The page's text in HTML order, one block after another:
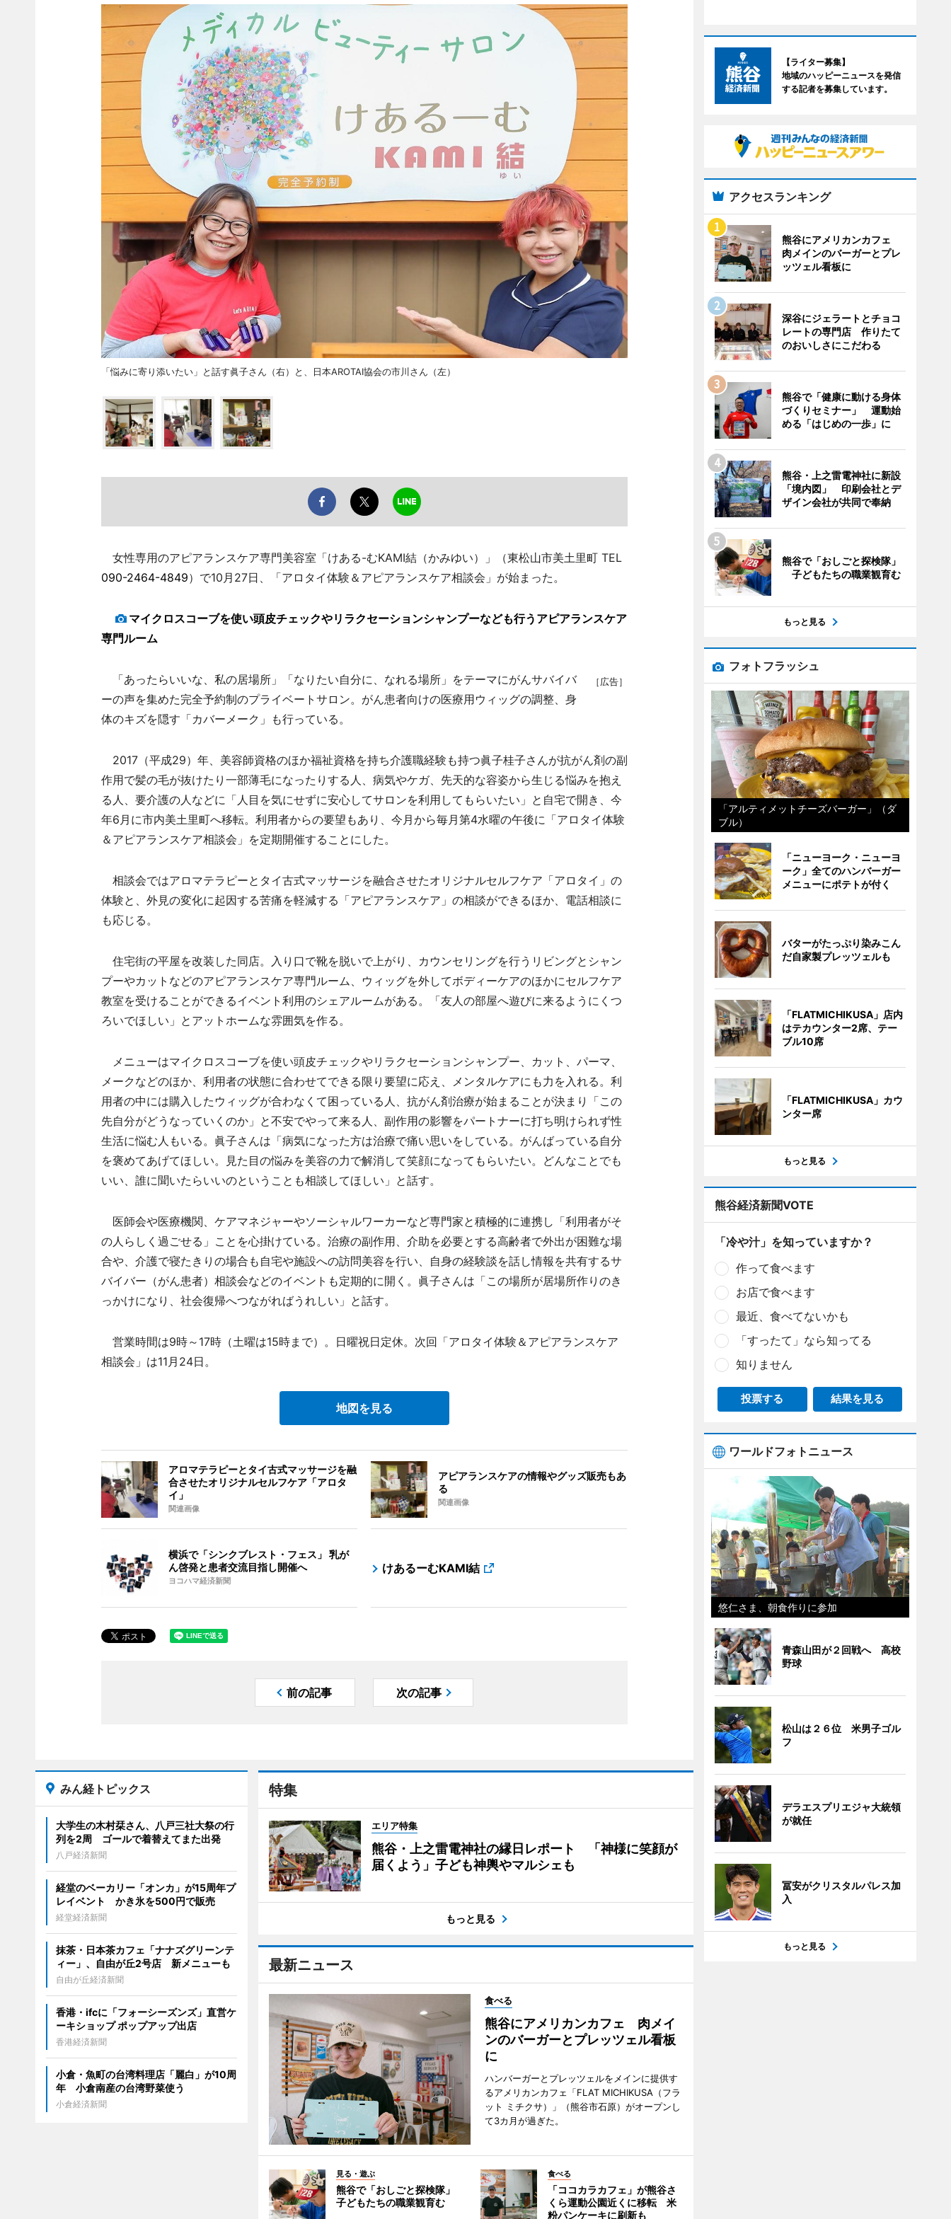
「悩みに寄り添いたい」と話す眞子さん（右）と、日本AROTAI協会の市川さん（左）
女性専用のアピアランスケア専門美容室「けある-むKAMI結（かみゆい）」（東松山市美土里町 TEL
090-2464-4849）で10月27日、「アロタイ体験＆アピアランスケア相談会」が始まった。
マイクロスコーブを使い頭皮チェックやリラクセーションシャンプーなども行うアピアランスケア
専門ルーム
［広告］
「あったらいいな、私の居場所」「なりたい自分に、なれる場所」をテーマにがんサバイバ
ーの声を集めた完全予約制のプライベートサロン。がん患者向けの医療用ウィッグの調整、身
体のキズを隠す「カバーメーク」も行っている。
2017（平成29）年、美容師資格のほか福祉資格を持ち介護職経験も持つ眞子桂子さんが抗がん剤の副
作用で髪の毛が抜けたり一部薄毛になったりする人、病気やケガ、先天的な容姿から生じる悩みを抱え
る人、要介護の人などに「人目を気にせずに安心してサロンを利用してもらいたい」と自宅で開き、今
年6月に市内美土里町へ移転。利用者からの要望もあり、今月から毎月第4水曜の午後に「アロタイ体験
＆アピアランスケア相談会」を定期開催することにした。
相談会ではアロマテラピーとタイ古式マッサージを融合させたオリジナルセルフケア「アロタイ」の
体験と、外見の変化に起因する苦痛を軽減する「アピアランスケア」の相談ができるほか、電話相談に
も応じる。
住宅街の平屋を改装した同店。入り口で靴を脱いで上がり、カウンセリングを行うリビングとシャン
プーやカットなどのアピアランスケア専門ルーム、ウィッグを外してボディーケアのほかにセルフケア
教室を受けることができるイベント利用のシェアルームがある。「友人の部屋へ遊びに来るようにくつ
ろいでほしい」とアットホームな雰囲気を作る。
メニューはマイクロスコーブを使い頭皮チェックやリラクセーションシャンプー、カット、パーマ、
メークなどのほか、利用者の状態に合わせてできる限り要望に応え、メンタルケアにも力を入れる。利
用者の中には購入したウィッグが合わなくて困っている人、抗がん剤治療が始まることが決まり「この
先自分がどうなっていくのか」と不安でやって来る人、副作用の影響をパートナーに打ち明けられず性
生活に悩む人もいる。眞子さんは「病気になった方は治療で痛い思いをしている。がんばっている自分
を褒めてあげてほしい。見た目の悩みを美容の力で解消して笑顔になってもらいたい。どんなことでも
いい、誰に聞いたらいいのということも相談してほしい」と話す。
医師会や医療機関、ケアマネジャーやソーシャルワーカーなど専門家と積極的に連携し「利用者がそ
の人らしく過ごせる」ことを心掛けている。治療の副作用、介助を必要とする高齢者で外出が困難な場
合や、介護で寝たきりの場合も自宅や施設への訪問美容を行い、自身の経験談を話し情報を共有するサ
バイバー（がん患者）相談会などのイベントも定期的に開く。眞子さんは「この場所が居場所作りのき
っかけになり、社会復帰へつながればうれしい」と話す。
営業時間は9時～17時（土曜は15時まで）。日曜祝日定休。次回「アロタイ体験＆アピアランスケア
相談会」は11月24日。
地図を見る
アロマテラピーとタイ古式マッサージを融
合させたオリジナルセルフケア「アロタ
イ」
関連画像
アピアランスケアの情報やグッズ販売もあ
る
関連画像
横浜で「シンクブレスト・フェス」 乳が
ん啓発と患者交流目指し開催へ
ヨコハマ経済新聞
けあるーむKAMI結
前の記事 次の記事
特集
エリア特集
熊谷・上之雷電神社の縁日レポート 「神様に笑顔が
届くよう」子ども神輿やマルシェも
もっと見る
最新ニュース
食べる
熊谷にアメリカンカフェ 肉メイ
ンのバーガーとプレッツェル看板
に
ハンバーガーとプレッツェルをメインに提供す
るアメリカンカフェ「FLAT MICHIKUSA（フラ
ット ミチクサ）」（熊谷市石原）がオープンし
て3カ月が過ぎた。
見る・遊ぶ
熊谷で「おしごと探検隊」
子どもたちの職業観育む
食べる
「ココカラカフェ」が熊谷さ
くら運動公園近くに移転 米
粉パンケーキに刷新も
みん経トピックス
大学生の木村栞さん、八戸三社大祭の行
列を2周 ゴールで着替えてまた出発
八戸経済新聞
経堂のベーカリー「オンカ」が15周年プ
レイベント かき氷を500円で販売
経堂経済新聞
抹茶・日本茶カフェ「ナナズグリーンテ
ィー」、自由が丘2号店 新メニューも
自由が丘経済新聞
香港・ifcに「フォーシーズンズ」直営ケ
ーキショップ ポップアップ出店
香港経済新聞
小倉・魚町の台湾料理店「麗白」が10周
年 小倉南産の台湾野菜使う
小倉経済新聞
【ライター募集】
地域のハッピーニュースを発信
する記者を募集しています。
アクセスランキング
熊谷にアメリカンカフェ
肉メインのバーガーとプレ
ッツェル看板に
深谷にジェラートとチョコ
レートの専門店 作りたて
のおいしさにこだわる
熊谷で「健康に動ける身体
づくりセミナー」 運動始
める「はじめの一歩」に
熊谷・上之雷電神社に新設
「境内図」 印刷会社とデ
ザイン会社が共同で奉納
熊谷で「おしごと探検隊」
子どもたちの職業観育む
もっと見る
フォトフラッシュ
「アルティメットチーズバーガー」（ダ
ブル）
「ニューヨーク・ニューヨ
ーク」全てのハンバーガー
メニューにポテトが付く
バターがたっぷり染みこん
だ自家製プレッツェルも
「FLATMICHIKUSA」店内
はテカウンター2席、テー
ブル10席
「FLATMICHIKUSA」カウ
ンター席
もっと見る
熊谷経済新聞VOTE
「冷や汁」を知っていますか？
作って食べます
お店で食べます
最近、食べてないかも
「すったて」なら知ってる
知りません
投票する 結果を見る
ワールドフォトニュース
悠仁さま、朝食作りに参加
青森山田が２回戦へ 高校
野球
松山は２６位 米男子ゴル
フ
デラエスプリエジャ大統領
が就任
冨安がクリスタルパレス加
入
もっと見る